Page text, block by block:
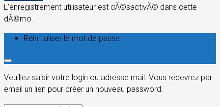
L'enregistrement utilisateur est dÃ©sactivÃ© dans cette
dÃ©mo.
Réinitialiser le mot de passe
Veuillez saisir votre login ou adresse mail. Vous recevrez par
email un lien pour créer un nouveau password.